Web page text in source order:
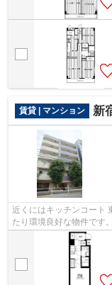
賃貸 | マンション 新
近くにはキッチンコート
たり環境良好な物件です
備も充実した、一押しの